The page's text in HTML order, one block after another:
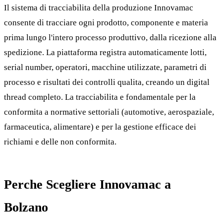
Il sistema di tracciabilita della produzione Innovamac
consente di tracciare ogni prodotto, componente e materia
prima lungo l'intero processo produttivo, dalla ricezione alla
spedizione. La piattaforma registra automaticamente lotti,
serial number, operatori, macchine utilizzate, parametri di
processo e risultati dei controlli qualita, creando un digital
thread completo. La tracciabilita e fondamentale per la
conformita a normative settoriali (automotive, aerospaziale,
farmaceutica, alimentare) e per la gestione efficace dei
richiami e delle non conformita.
Perche Scegliere Innovamac a
Bolzano